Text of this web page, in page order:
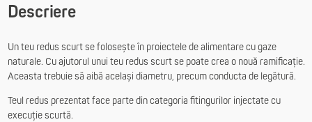
Descriere
Un teu redus scurt se folosește în proiectele de alimentare cu gaze
naturale. Cu ajutorul unui teu redus scurt se poate crea o nouă ramificație.
Aceasta trebuie să aibă același diametru, precum conducta de legătură.
Teul redus prezentat face parte din categoria fitingurilor injectate cu
execuție scurtă.